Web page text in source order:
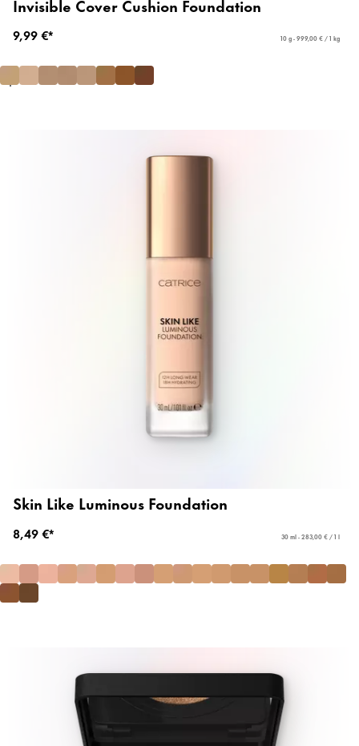
Invisible Cover Cushion Foundation
9,99 €* 10 g - 999,00 € / 1 kg
Skin Like Luminous Foundation
8,49 €* 30 ml - 283,00 € / 1 l